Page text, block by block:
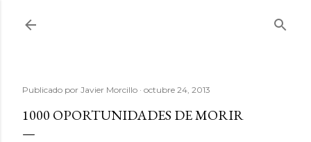
Publicado por Javier Morcillo octubre 24, 2013
1000 OPORTUNIDADES DE MORIR